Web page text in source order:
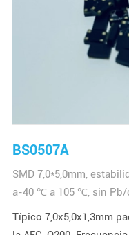
BS0507A
SMD 7,0*5,0mm,
a-40 ℃ a 105 ℃, sin Pb/
Típico 7,0x5,0x1,3mm